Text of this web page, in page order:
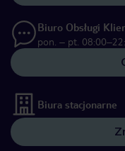
Biuro Obsługi
pon. – pt.
Biura stacjonarne